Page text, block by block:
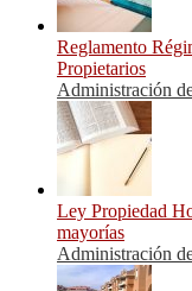
Reglamento
Propietarios
Administración
Ley Propiedad
mayorías
Administración